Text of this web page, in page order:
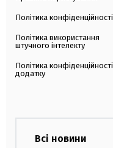
Політика конфіденційності
Політика використання
штучного інтелекту
Політика конфіденційності
додатку
Всі новини